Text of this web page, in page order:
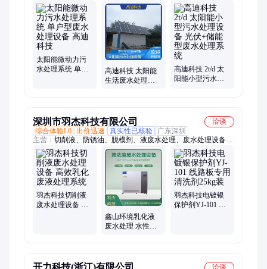
处理设备、集中式污水处理设备、太阳能净水智控机
太阳能微动力污
水处理系统 单户
高迪科技 太阳能
生活废水处理设
高迪科技 2t/d 太
阳能小型污水处
深圳市羽杰科技有限公司
洽谈
综合体验L0 出价迅速 真实性已核验
广东深圳
主营： 切削液、防锈油、脱模剂、液废水处理、废水处理设备、
切削液废水处理设备、清洗剂、铝钝化剂、铜染黑剂、铜钝化
剂、铜发黑剂、铜复古剂、铜仿古剂、银保护剂、无铬钝化剂、
铜防变色剂、环保钝化剂、酸洗钝化膏、水性混泥土、碳钢防锈
剂、环保防锈剂、环保切削油、铜抗氧化剂
羽杰科技切削液
废水处理设备 高
鑫山环境乳化液
废水处理 水性切
羽杰科技电镀银
保护剂YJ-101 线
洽谈